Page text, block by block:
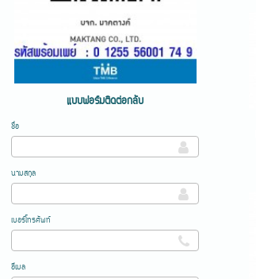
แบบฟอร์มติดต่อกลับ
ชื่อ
นามสกุล
เบอร์โทรศัพท์
อีเมล